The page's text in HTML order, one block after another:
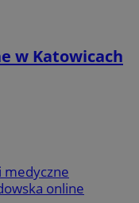
w Katowicach
medyczne
online